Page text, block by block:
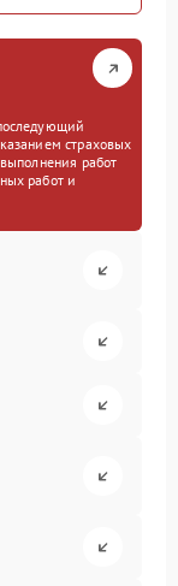
страховых
работ
работ и